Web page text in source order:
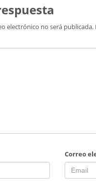
electrónico no será publicada.
Correo